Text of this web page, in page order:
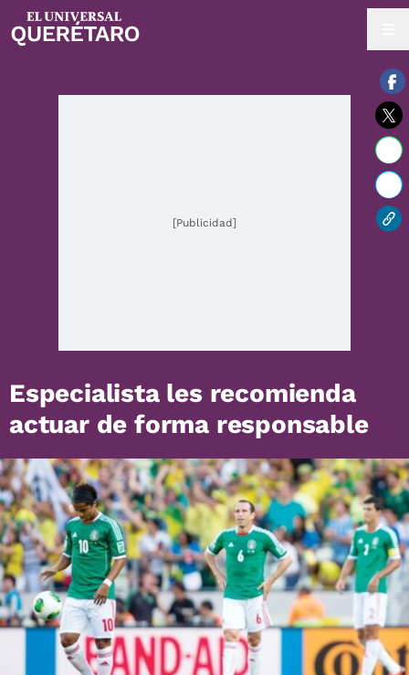
09 / agosto / 2026 | 03:03 hrs.
[Publicidad]
Especialista les recomienda
actuar de forma responsable